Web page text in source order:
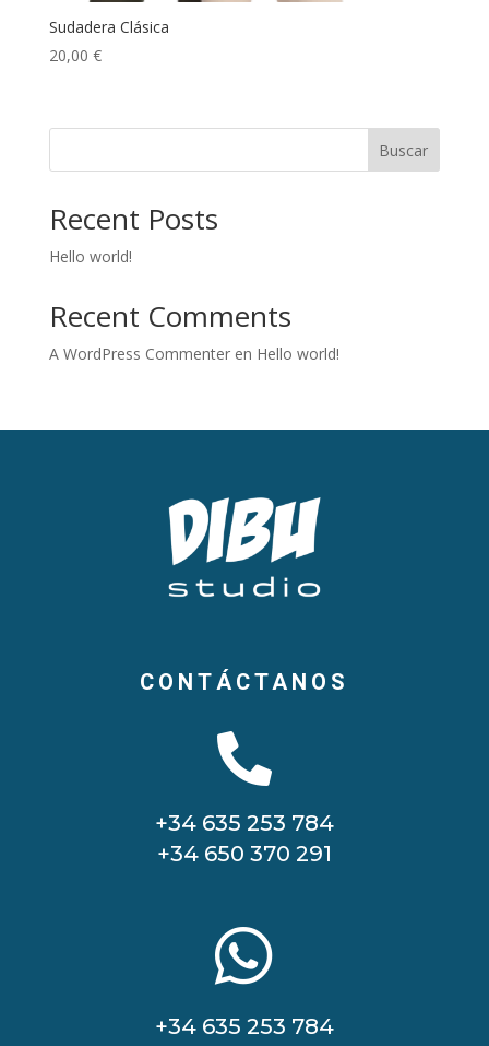
Sudadera Clásica
20,00 €
Buscar
Recent Posts
Hello world!
Recent Comments
A WordPress Commenteren Hello world!
CONTÁCTANOS

+34 635 253 784
+34 650 370 291

+34 635 253 784